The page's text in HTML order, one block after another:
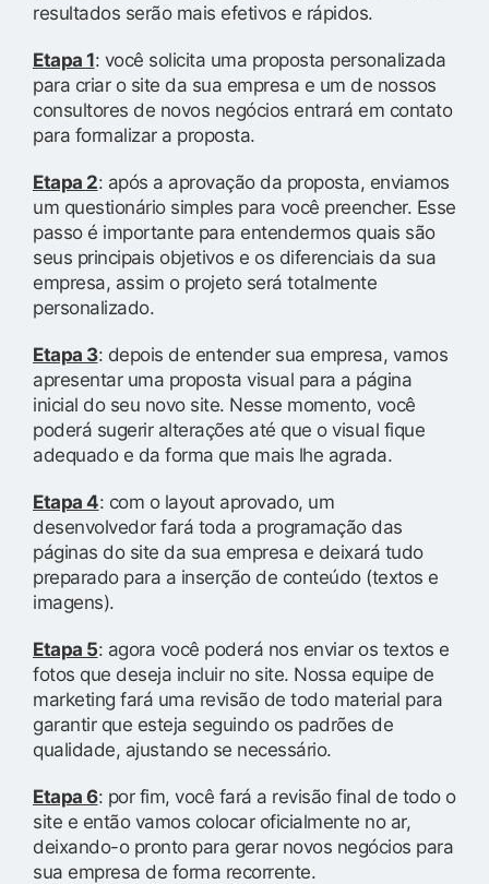
resultados serão mais efetivos e rápidos.
Etapa 1: você solicita uma proposta personalizada
para criar o site da sua empresa e um de nossos
consultores de novos negócios entrará em contato
para formalizar a proposta.
Etapa 2: após a aprovação da proposta, enviamos
um questionário simples para você preencher. Esse
passo é importante para entendermos quais são
seus principais objetivos e os diferenciais da sua
empresa, assim o projeto será totalmente
personalizado.
Etapa 3: depois de entender sua empresa, vamos
apresentar uma proposta visual para a página
inicial do seu novo site. Nesse momento, você
poderá sugerir alterações até que o visual fique
adequado e da forma que mais lhe agrada.
Etapa 4: com o layout aprovado, um
desenvolvedor fará toda a programação das
páginas do site da sua empresa e deixará tudo
preparado para a inserção de conteúdo (textos e
imagens).
Etapa 5: agora você poderá nos enviar os textos e
fotos que deseja incluir no site. Nossa equipe de
marketing fará uma revisão de todo material para
garantir que esteja seguindo os padrões de
qualidade, ajustando se necessário.
Etapa 6: por fim, você fará a revisão final de todo o
site e então vamos colocar oficialmente no ar,
deixando-o pronto para gerar novos negócios para
sua empresa de forma recorrente.